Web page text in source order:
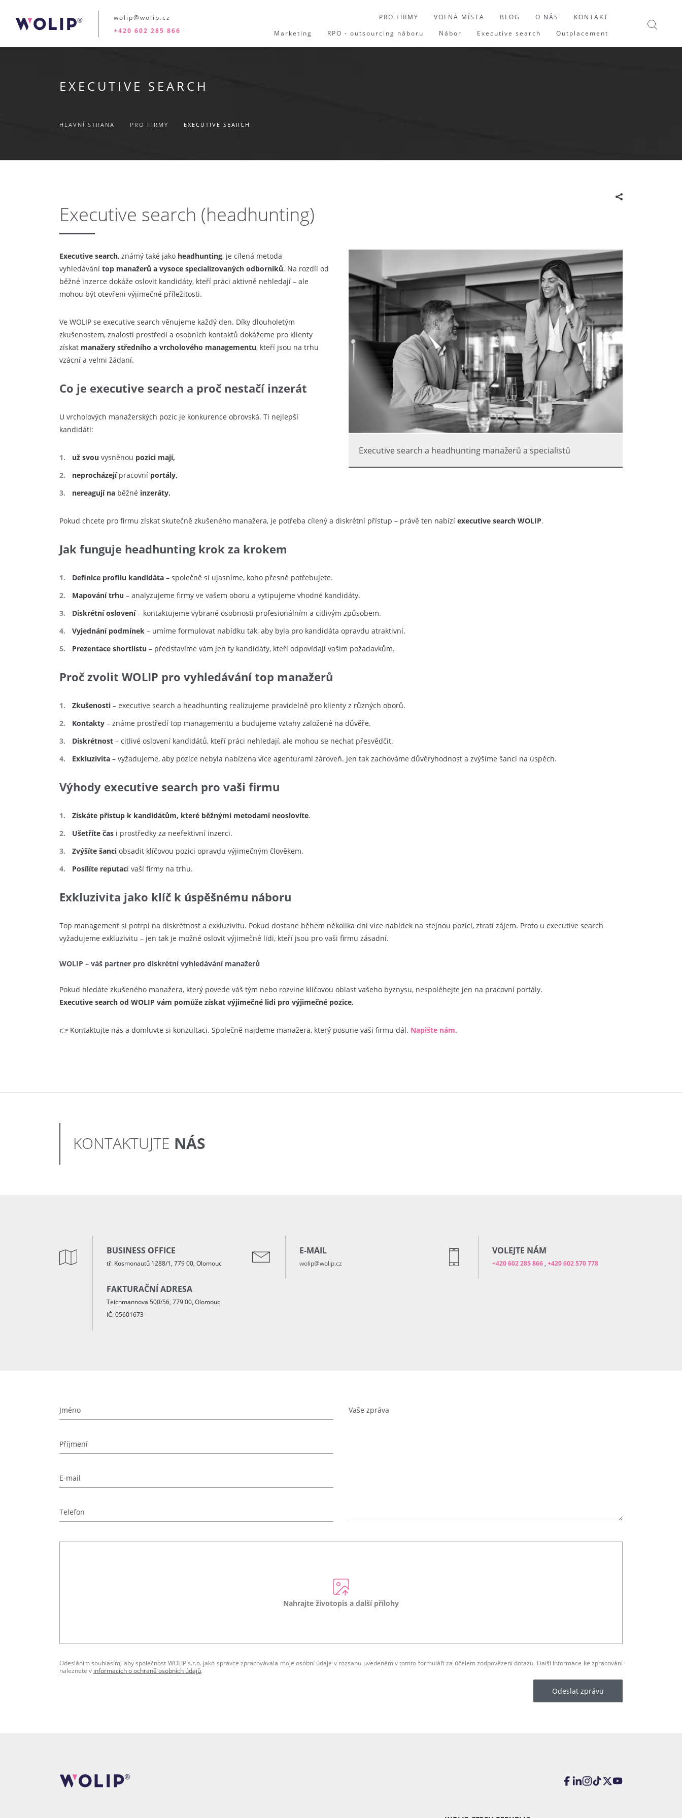
wolip@wolip.cz
+420 602 285 866
PRO FIRMY VOLNÁ MÍSTA BLOG O NÁS
KONTAKT
Marketing
RPO - outsourcing náboru Nábor Executive search Outplacement
EXECUTIVE SEARCH
HLAVNÍ STRANA PRO FIRMY EXECUTIVE SEARCH
Executive search (headhunting)
Executive search a headhunting manažerů a specialistů
Executive search, známý také jako headhunting, je cílená metoda
vyhledávání top manažerů a vysoce specializovaných odborníků. Na rozdíl od
běžné inzerce dokáže oslovit kandidáty, kteří práci aktivně nehledají – ale
mohou být otevřeni výjimečné příležitosti.
Ve WOLIP se executive search věnujeme každý den. Díky dlouholetým
zkušenostem, znalosti prostředí a osobních kontaktů dokážeme pro klienty
získat manažery středního a vrcholového managementu, kteří jsou na trhu
vzácní a velmi žádaní.
Co je executive search a proč nestačí inzerát
U vrcholových manažerských pozic je konkurence obrovská. Ti nejlepší
kandidáti:
už svou vysněnou pozici mají,
neprocházejí pracovní portály,
nereagují na běžné inzeráty.
Pokud chcete pro firmu získat skutečně zkušeného manažera, je potřeba cílený a diskrétní přístup – právě ten nabízí executive search WOLIP.
Jak funguje headhunting krok za krokem
Definice profilu kandidáta – společně si ujasníme, koho přesně potřebujete.
Mapování trhu – analyzujeme firmy ve vašem oboru a vytipujeme vhodné kandidáty.
Diskrétní oslovení– kontaktujeme vybrané osobnosti profesionálním a citlivým způsobem.
Vyjednání podmínek – umíme formulovat nabídku tak, aby byla pro kandidáta opravdu atraktivní.
Prezentace shortlistu – představíme vám jen ty kandidáty, kteří odpovídají vašim požadavkům.
Proč zvolit WOLIP pro vyhledávání top manažerů
Zkušenosti – executive search a headhunting realizujeme pravidelně pro klienty z různých oborů.
Kontakty – známe prostředí top managementu a budujeme vztahy založené na důvěře.
Diskrétnost – citlivé oslovení kandidátů, kteří práci nehledají, ale mohou se nechat přesvědčit.
Exkluzivita – vyžadujeme, aby pozice nebyla nabízena více agenturami zároveň. Jen tak zachováme důvěryhodnost a zvýšíme šanci na úspěch.
Výhody executive search pro vaši firmu
Získáte přístup k kandidátům, které běžnými metodami neoslovíte.
Ušetříte čas i prostředky za neefektivní inzerci.
Zvýšíte šanci obsadit klíčovou pozici opravdu výjimečným člověkem.
Posílíte reputaci vaší firmy na trhu.
Exkluzivita jako klíč k úspěšnému náboru
Top management si potrpí na diskrétnost a exkluzivitu. Pokud dostane během několika dní více nabídek na stejnou pozici, ztratí zájem. Proto u executive search
vyžadujeme exkluzivitu – jen tak je možné oslovit výjimečné lidi, kteří jsou pro vaši firmu zásadní.
WOLIP – váš partner pro diskrétní vyhledávání manažerů
Pokud hledáte zkušeného manažera, který povede váš tým nebo rozvine klíčovou oblast vašeho byznysu, nespoléhejte jen na pracovní portály.
Executive search od WOLIP vám pomůže získat výjimečné lidi pro výjimečné pozice.
👉 Kontaktujte nás a domluvte si konzultaci. Společně najdeme manažera, který posune vaši firmu dál. Napište nám.
KONTAKTUJTE NÁS
BUSINESS OFFICE
tř. Kosmonautů 1288/1, 779 00, Olomouc
FAKTURAČNÍ ADRESA
Teichmannova 500/56, 779 00, Olomouc
IČ: 05601673
E-MAIL
wolip@wolip.cz
VOLEJTE NÁM
+420 602 285 866 +420 602 570 778
Nahrajte životopis a další přílohy
Odesláním souhlasím, aby společnost WOLIP s.r.o. jako správce zpracovávala moje osobní údaje v rozsahu uvedeném v tomto formuláři za účelem zodpovězení dotazu. Další informace ke zpracování
naleznete v informacích o ochraně osobních údajů.
Odeslat zprávu